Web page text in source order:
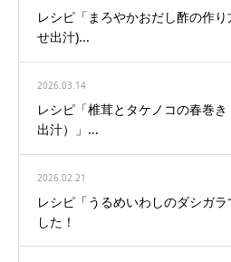
レシピ「まろやかおだし酢の作
せ出汁)...
2026.03.14
レシピ「椎茸とタケノコの春巻
出汁）」...
2026.02.21
レシピ「うるめいわしのダシガ
した！